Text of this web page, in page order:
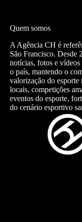
Quem somos
A Agência CH é
São Francisco.
notícias, fotos e
o país, mantendo o
valorização do esporte
locais, competições
eventos do esporte,
do cenário esportivo